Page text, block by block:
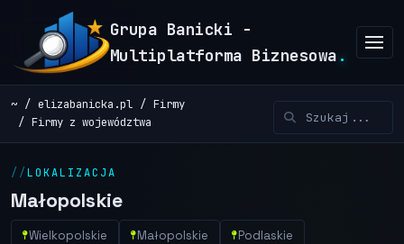
Grupa Banicki -
Multiplatforma Biznesowa .
~ elizabanicka.pl
Firmy
Firmy z województwa
LOKALIZACJA
Małopolskie
Wielkopolskie Małopolskie Podlaskie